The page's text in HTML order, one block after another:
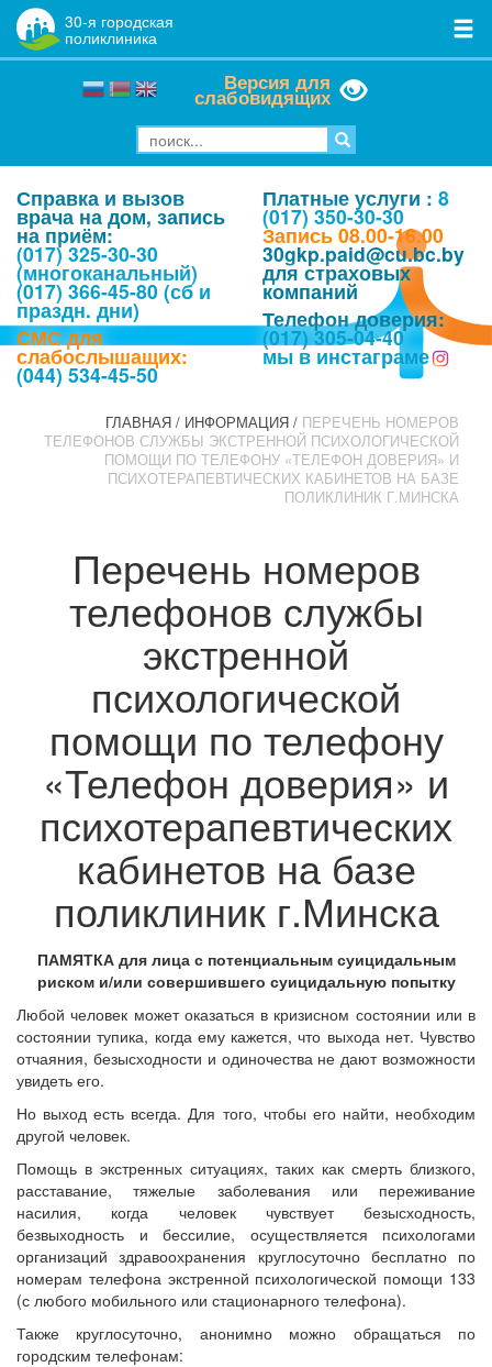
Версия для
слабовидящих
Справка и вызов
врача на дом, запись
на приём:
(017) 325-30-30
(многоканальный)
(017) 366-45-80 (сб и
праздн. дни)
СМС для
слабослышащих:
(044) 534-45-50
Платные услуги : 8
(017) 350-30-30
Запись 08.00-16.00
30gkp.paid@cu.bc.by
для страховых
компаний
Телефон доверия:
(017) 305-04-40
мы в инстаграме
30-я городская
поликлиника
ГЛАВНАЯ / ИНФОРМАЦИЯ / ПЕРЕЧЕНЬ НОМЕРОВ
ТЕЛЕФОНОВ СЛУЖБЫ ЭКСТРЕННОЙ ПСИХОЛОГИЧЕСКОЙ
ПОМОЩИ ПО ТЕЛЕФОНУ «ТЕЛЕФОН ДОВЕРИЯ» И
ПСИХОТЕРАПЕВТИЧЕСКИХ КАБИНЕТОВ НА БАЗЕ
ПОЛИКЛИНИК Г.МИНСКА
Перечень номеров
телефонов службы
экстренной
психологической
помощи по телефону
«Телефон доверия» и
психотерапевтических
кабинетов на базе
поликлиник г.Минска
ПАМЯТКА для лица с потенциальным суицидальным
риском и/или совершившего суицидальную попытку
Любой человек может оказаться в кризисном состоянии или в
состоянии тупика, когда ему кажется, что выхода нет. Чувство
отчаяния, безысходности и одиночества не дают возможности
увидеть его.
Но выход есть всегда. Для того, чтобы его найти, необходим
другой человек.
Помощь в экстренных ситуациях, таких как смерть близкого,
расставание, тяжелые заболевания или переживание
насилия, когда человек чувствует безысходность,
безвыходность и бессилие, осуществляется психологами
организаций здравоохранения круглосуточно бесплатно по
номерам телефона экстренной психологической помощи 133
(с любого мобильного или стационарного телефона).
Также круглосуточно, анонимно можно обращаться по
городским телефонам: